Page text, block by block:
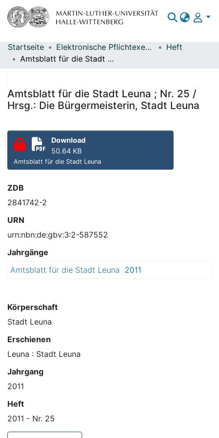
Bereiche & Sammlungen
Statistiken
Startseite Elektronische Pflichtexemplare
Heft
Amtsblatt für die Stadt Leuna ; Nr. 25 / Hrsg.: Die Bürgermeisterin, Stadt Leuna
Amtsblatt für die Stadt Leuna ; Nr. 25 /
Hrsg.: Die Bürgermeisterin, Stadt Leuna
Download
50.64 KB
Amtsblatt für die Stadt Leuna
ZDB
2841742-2
URN
urn:nbn:de:gbv:3:2-587552
Jahrgänge
Amtsblatt für die Stadt Leuna 2011
Körperschaft
Stadt Leuna
Erschienen
Leuna : Stadt Leuna
Jahrgang
2011
Heft
2011 - Nr. 25